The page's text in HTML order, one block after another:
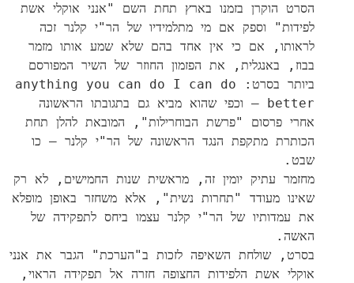
הסרט הוקרן בזמנו בארץ תחת השם "אנני אוקלי אשת
לפידות" וספק אם מי מתלמידיו של הר"י קלנר זכה
לראותו, אם כי אין אחד בהם שלא שמע אותו מזמר
בבוז, באנגלית, את הפזמון החוזר של השיר המפורסם
ביותר בסרט: anything you can do I can do
better – וכפי שהוא מביא גם בתגובתו הראשונה
אחרי פרסום "פרשת הבוחרילות", המובאת להלן תחת
הכותרת מתקפת הנגד הראשונה של הר"י קלנר – כו
שבט.
מחזמר עתיק יומין זה, מראשית שנות החמישים, לא רק
שאינו מעודד "תחרות נשית", אלא משחזר באופן מופלא
את עמדותיו של הר"י קלנר עצמו ביחס לתפקידה של
האשה.
בסרט, שולחת השאיפה לזכות ב"הערכת" הגבר את אנני
אוקלי אשת הלפידות החצופה חזרה אל תפקידה הראוי,